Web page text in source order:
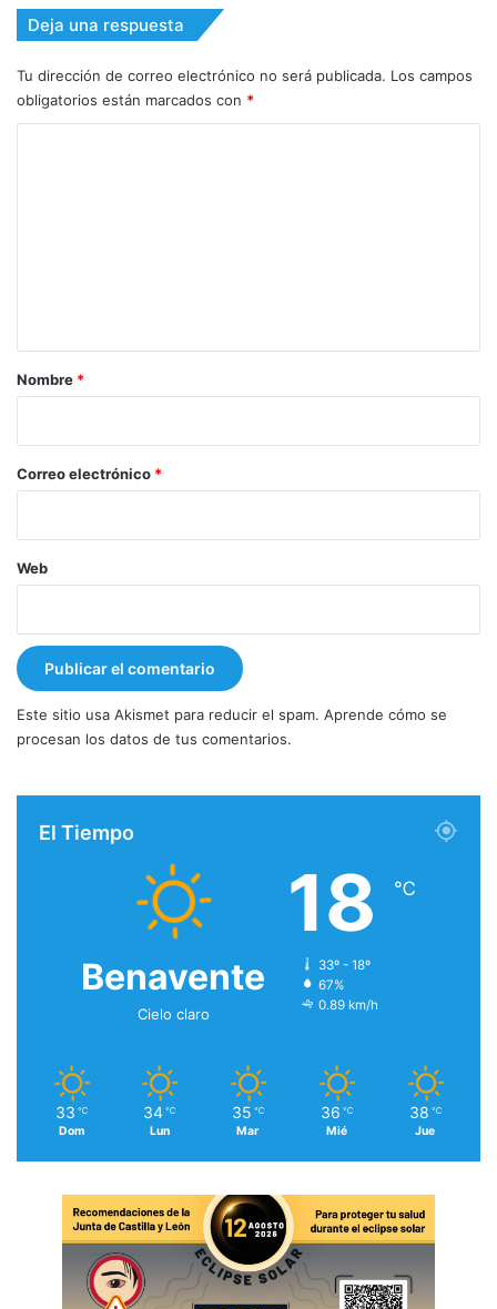
Deja una respuesta
Tu dirección de correo electrónico no será publicada. Los campos
obligatorios están marcados con *
r
*
Nombre *
Correo electrónico *
Web
Este sitio usa Akismet para reducir el spam. Aprende cómo se
procesan los datos de tus comentarios.
El Tiempo
Benavente
Cielo claro
18 ℃
33º - 18º
67%
0.89 km/h
33 ℃
Dom
34 ℃
Lun
35 ℃
Mar
36 ℃
Mié
38 ℃
Jue